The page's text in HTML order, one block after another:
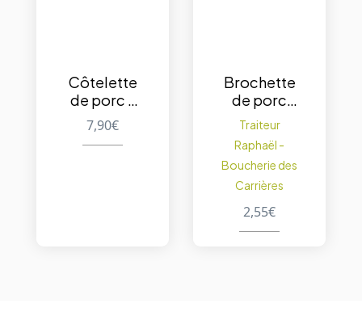
Côtelette
de porc –
500g
7,90€
Brochette
de porc
130-150
g./pc
Traiteur
Raphaël -
Boucherie des
Carrières
2,55€